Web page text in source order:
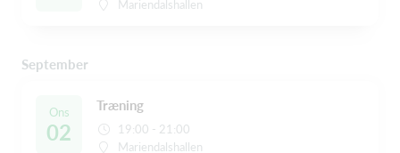
Mariendalshallen
September
Ons
02
Træning
19:00 - 21:00
Mariendalshallen